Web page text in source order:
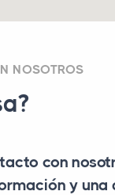
NOSOTROS
con
y una